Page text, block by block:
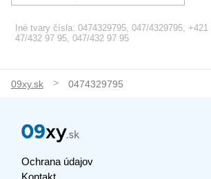
Iné tvary čísla: 0474329795, 047/4329795,
47/432 97 95, 047/432 97 95
09xy.sk 0474329795
Ochrana údajov